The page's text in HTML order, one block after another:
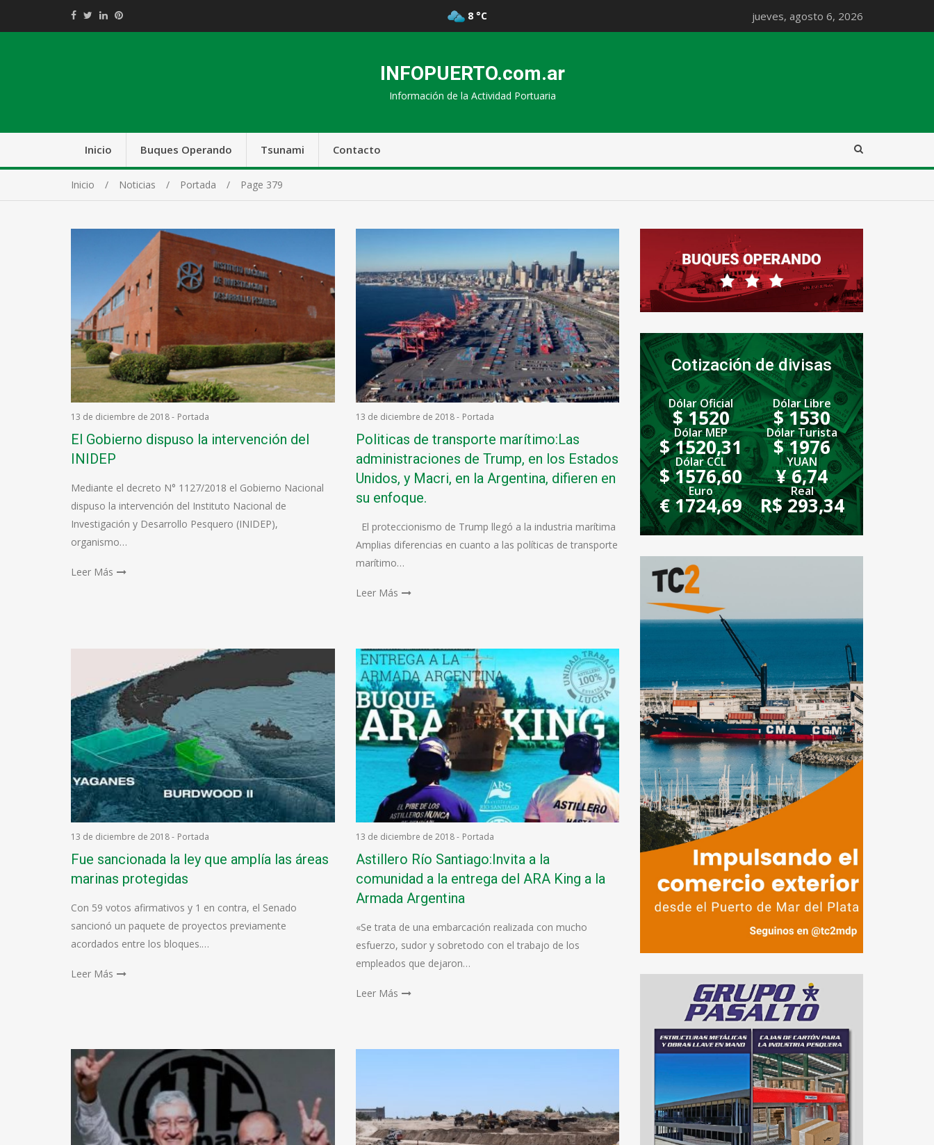
8 °C jueves, agosto 6, 2026
INFOPUERTO.com.ar
Información de la Actividad Portuaria
Inicio Buques Operando Tsunami Contacto
Inicio Noticias Portada Page 379
13 de diciembre de 2018- Portada
El Gobierno dispuso la intervención del
INIDEP
Mediante el decreto N° 1127/2018 el Gobierno Nacional
dispuso la intervención del Instituto Nacional de
Investigación y Desarrollo Pesquero (INIDEP),
organismo…
Leer Más
13 de diciembre de 2018- Portada
Politicas de transporte marítimo:Las
administraciones de Trump, en los Estados
Unidos, y Macri, en la Argentina, difieren en
su enfoque.
El proteccionismo de Trump llegó a la industria marítima
Amplias diferencias en cuanto a las políticas de transporte
marítimo…
Leer Más
13 de diciembre de 2018- Portada
Fue sancionada la ley que amplía las áreas
marinas protegidas
Con 59 votos afirmativos y 1 en contra, el Senado
sancionó un paquete de proyectos previamente
acordados entre los bloques.…
Leer Más
13 de diciembre de 2018- Portada
Astillero Río Santiago:Invita a la
comunidad a la entrega del ARA King a la
Armada Argentina
«Se trata de una embarcación realizada con mucho
esfuerzo, sudor y sobretodo con el trabajo de los
empleados que dejaron…
Leer Más
Cotización de divisas
Dólar Oficial
$ 1520
Dólar Libre
$ 1530
Dólar MEP
$ 1520,31
Dólar Turista
$ 1976
Dólar CCL
$ 1576,60
YUAN
¥ 6,74
Euro
€ 1724,69
Real
R$ 293,34